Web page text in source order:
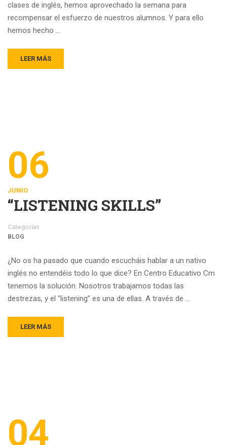
clases de inglés, hemos aprovechado la semana para
recompensar el esfuerzo de nuestros alumnos. Y para ello
hemos hecho …
LEER MÁS
06
JUNIO
“LISTENING SKILLS”
Categorías
BLOG
¿No os ha pasado que cuando escucháis hablar a un nativo
inglés no entendéis todo lo que dice? En Centro Educativo Cm
tenemos la solución. Nosotros trabajamos todas las
destrezas, y el “listening” es una de ellas. A través de …
LEER MÁS
04